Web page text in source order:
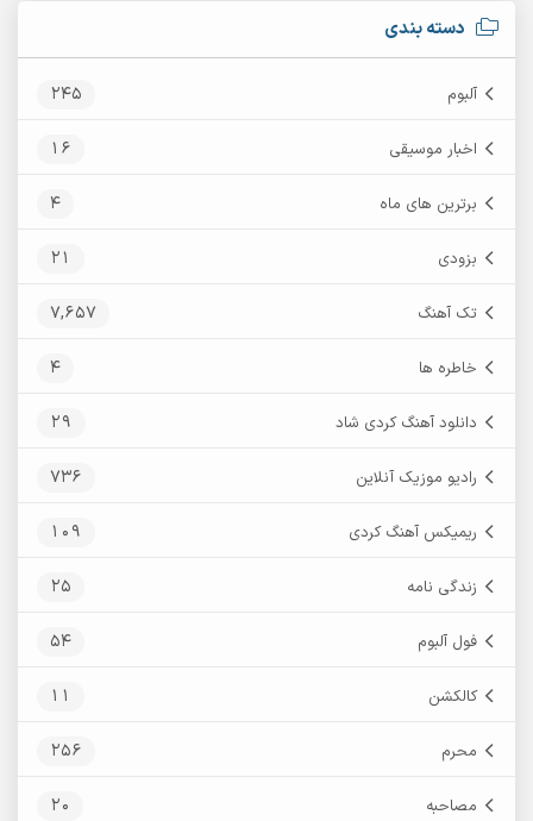
دسته بندی
آلبوم 245
اخبار موسیقی 16
برترین های ماه 4
بزودی 21
تک آهنگ 7,657
خاطره ها 4
دانلود آهنگ کردی شاد 29
رادیو موزیک آنلاین 736
ریمیکس آهنگ کردی 109
زندگی نامه 25
فول آلبوم 54
کالکشن 11
محرم 256
مصاحبه 20